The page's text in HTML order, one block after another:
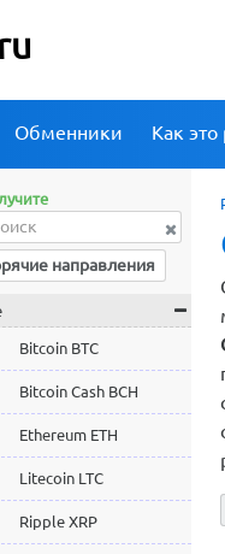
Обменники Как это
направления
Bitcoin BTC
Bitcoin Cash BCH
Ethereum ETH
Litecoin LTC
Ripple XRP